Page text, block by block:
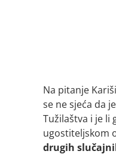
Na pitanje
se ne sjeća da
Tužilaštva i je li
ugostiteljskom
drugih